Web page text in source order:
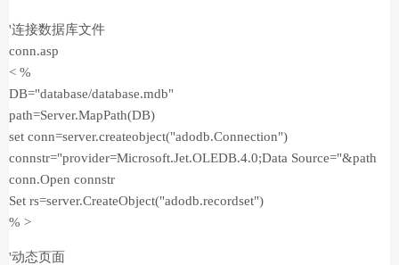
'连接数据库文件
conn.asp
< %
DB="database/database.mdb"
path=Server.MapPath(DB)
set conn=server.createobject("adodb.Connection")
connstr="provider=Microsoft.Jet.OLEDB.4.0;Data Source="&path
conn.Open connstr
Set rs=server.CreateObject("adodb.recordset")
% >
'动态页面